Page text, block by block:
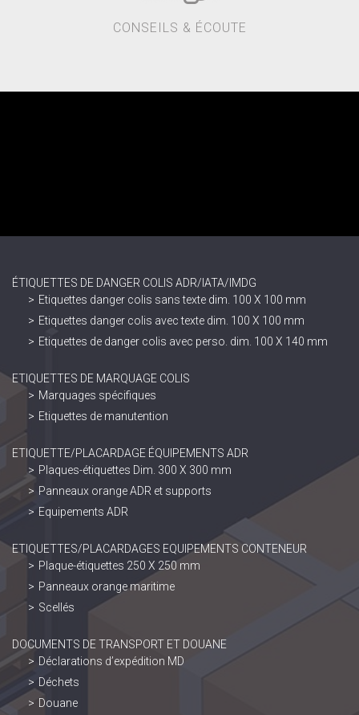
CONSEILS & ÉCOUTE
ÉTIQUETTES DE DANGER COLIS ADR/IATA/IMDG
Etiquettes danger colis sans texte dim. 100 X 100 mm
Etiquettes danger colis avec texte dim. 100 X 100 mm
Etiquettes de danger colis avec perso. dim. 100 X 140 mm
ETIQUETTES DE MARQUAGE COLIS
Marquages spécifiques
Etiquettes de manutention
ETIQUETTE/PLACARDAGE ÉQUIPEMENTS ADR
Plaques-étiquettes Dim. 300 X 300 mm
Panneaux orange ADR et supports
Equipements ADR
ETIQUETTES/PLACARDAGES EQUIPEMENTS CONTENEUR
Plaque-étiquettes 250 X 250 mm
Panneaux orange maritime
Scellés
DOCUMENTS DE TRANSPORT ET DOUANE
Déclarations d’expédition MD
Déchets
Douane